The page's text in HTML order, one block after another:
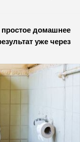
простое домашнее
уже через